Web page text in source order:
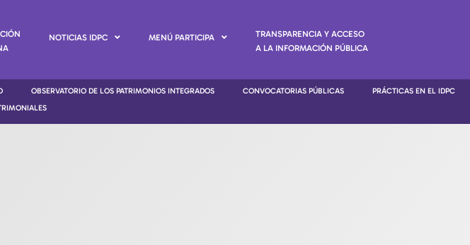
NOTICIAS IDPC MENÚ PARTICIPA
TRANSPARENCIA Y ACCESO
A LA INFORMACIÓN PÚBLICA
OBSERVATORIO DE LOS PATRIMONIOS INTEGRADOS CONVOCATORIAS PÚBLICAS
PRÁCTICAS EN EL IDPC